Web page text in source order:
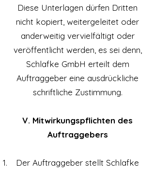
Diese Unterlagen dürfen Dritten
nicht kopiert, weitergeleitet oder
anderweitig vervielfältigt oder
veröffentlicht werden, es sei denn,
Schlafke GmbH erteilt dem
Auftraggeber eine ausdrückliche
schriftliche Zustimmung.
V. Mitwirkungspflichten des
Auftraggebers
Der Auftraggeber stellt Schlafke